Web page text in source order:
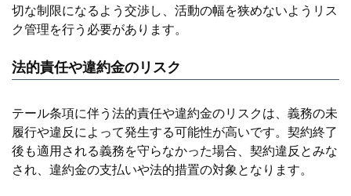
切な制限になるよう交渉し、活動の幅を狭めないようリス
ク管理を行う必要があります。
法的責任や違約金のリスク
テール条項に伴う法的責任や違約金のリスクは、義務の未
履行や違反によって発生する可能性が高いです。契約終了
後も適用される義務を守らなかった場合、契約違反とみな
され、違約金の支払いや法的措置の対象となります。